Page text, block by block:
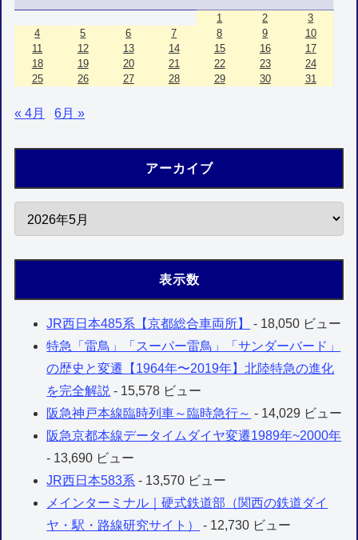
1 2
3
4
5 6 7 8 9
10
11
12 13 14 15 16
17
18
19 20 21 22 23
24
25
26 27 28 29 30 31
« 4月 6月 »
アーカイブ
表示数
JR西日本485系【京都総合車両所】
- 18,050 ビュー
特急「雷鳥」「スーパー雷鳥」「サンダーバード」
の歴史と変遷【1964年〜2019年】北陸特急の進化
を完全解説 - 15,578 ビュー
阪急神戸本線臨時列車～臨時急行～ - 14,029 ビュー
阪急京都本線データイムダイヤ変遷1989年~2000年
- 13,690 ビュー
JR西日本583系 - 13,570 ビュー
メインターミナル｜硬式鉄道部（関西の鉄道ダイ
ヤ・駅・路線研究サイト）
- 12,730 ビュー